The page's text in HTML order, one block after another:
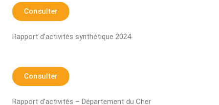
Consulter
Rapport d’activités synthétique 2024
Consulter
Rapport d’activités – Département du Cher